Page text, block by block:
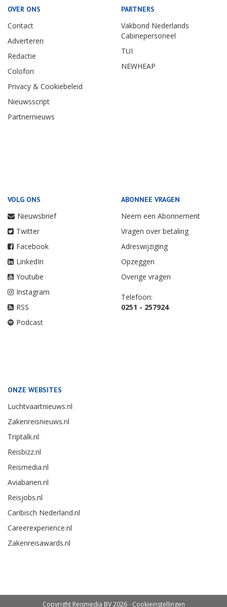
OVER ONS
Contact
Adverteren
Redactie
Colofon
Privacy & Cookiebeleid
Nieuwsscript
Partnernieuws
PARTNERS
Vakbond Nederlands
Cabinepersoneel
TUI
NEWHEAP
VOLG ONS
Nieuwsbrief
Twitter
Facebook
LinkedIn
Youtube
Instagram
RSS
Podcast
ABONNEE VRAGEN
Neem een Abonnement
Vragen over betaling
Adreswijziging
Opzeggen
Overige vragen
Telefoon:
0251 - 257924
ONZE WEBSITES
Luchtvaartnieuws.nl
Zakenreisnieuws.nl
Triptalk.nl
Reisbizz.nl
Reismedia.nl
Aviabanen.nl
Reisjobs.nl
Caribisch Nederland.nl
Careerexperience.nl
Zakenreisawards.nl
Copyright Reismedia BV 2026 - Cookieinstellingen